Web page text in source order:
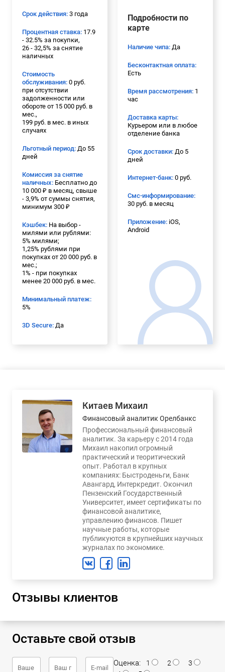
Срок действия: 3 года
Процентная ставка: 17.9
- 32.5% за покупки,
26 - 32,5% за снятие
наличных
Стоимость
обслуживания: 0 руб.
при отсутствии
задолженности или
обороте от 15 000 руб. в
мес.,
199 руб. в мес. в иных
случаях
Льготный период: До 55
дней
Комиссия за снятие
наличных: Бесплатно до
10 000 ₽ в месяц, свыше
- 3,9% от суммы снятия,
минимум 300 ₽
Кэшбек: На выбор -
милями или рублями:
5% милями;
1,25% рублями при
покупках от 20 000 руб. в
мес.;
1% - при покупках
менее 20 000 руб. в мес.
Минимальный платеж:
5%
3D Secure: Да
Подробности по
карте
Наличие чипа: Да
Бесконтактная оплата:
Есть
Время рассмотрения: 1
час
Доставка карты:
Курьером или в любое
отделение банка
Срок доставки: До 5
дней
Интернет-банк: 0 руб.
Смс-информирование:
30 руб. в месяц
Приложение: iOS,
Android
Китаев Михаил
Финансовый аналитик Орелбанкс
Профессиональный финансовый
аналитик. За карьеру с 2014 года
Михаил накопил огромный
практический и теоритический
опыт. Работал в крупных
компаниях: Быстроденьги, Банк
Авангард, Интеркредит. Окончил
Пензенский Государственный
Университет, имеет сертификаты по
финансовой аналитике,
управлению финансов. Пишет
научные работы, которые
публикуются в крупнейших научных
журналах по экономике.
Отзывы клиентов
Оставьте свой отзыв
Оценка: 1 2
3